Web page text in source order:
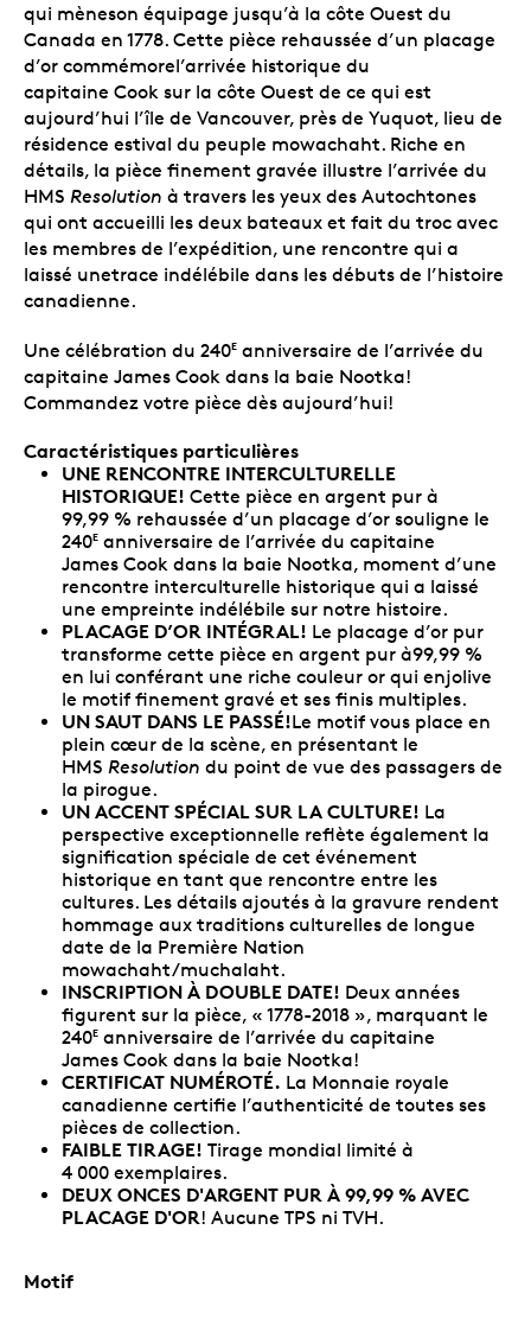
qui mèneson équipage jusqu’à la côte Ouest du
Canada en 1778. Cette pièce rehaussée d’un placage
d’or commémorel’arrivée historique du
capitaine Cook sur la côte Ouest de ce qui est
aujourd’hui l’île de Vancouver, près de Yuquot, lieu de
résidence estival du peuple mowachaht. Riche en
détails, la pièce finement gravée illustre l’arrivée du
HMS Resolution à travers les yeux des Autochtones
qui ont accueilli les deux bateaux et fait du troc avec
les membres de l’expédition, une rencontre qui a
laissé unetrace indélébile dans les débuts de l’histoire
canadienne.
Une célébration du 240E anniversaire de l’arrivée du
capitaine James Cook dans la baie Nootka!
Commandez votre pièce dès aujourd’hui!
Caractéristiques particulières
UNE RENCONTRE INTERCULTURELLE
HISTORIQUE! Cette pièce en argent pur à
99,99 % rehaussée d’un placage d’or souligne le
240E anniversaire de l’arrivée du capitaine
James Cook dans la baie Nootka, moment d’une
rencontre interculturelle historique qui a laissé
une empreinte indélébile sur notre histoire.
PLACAGE D’OR INTÉGRAL! Le placage d’or pur
transforme cette pièce en argent pur à99,99 %
en lui conférant une riche couleur or qui enjolive
le motif finement gravé et ses finis multiples.
UN SAUT DANS LE PASSÉ!Le motif vous place en
plein cœur de la scène, en présentant le
HMS Resolution du point de vue des passagers de
la pirogue.
UN ACCENT SPÉCIAL SUR LA CULTURE! La
perspective exceptionnelle reflète également la
signification spéciale de cet événement
historique en tant que rencontre entre les
cultures. Les détails ajoutés à la gravure rendent
hommage aux traditions culturelles de longue
date de la Première Nation
mowachaht/muchalaht.
INSCRIPTION À DOUBLE DATE! Deux années
figurent sur la pièce, « 1778-2018 », marquant le
240E anniversaire de l’arrivée du capitaine
James Cook dans la baie Nootka!
CERTIFICAT NUMÉROTÉ. La Monnaie royale
canadienne certifie l’authenticité de toutes ses
pièces de collection.
FAIBLE TIRAGE! Tirage mondial limité à
4 000 exemplaires.
DEUX ONCES D'ARGENT PUR À 99,99 % AVEC
PLACAGE D'OR! Aucune TPS ni TVH.
Motif